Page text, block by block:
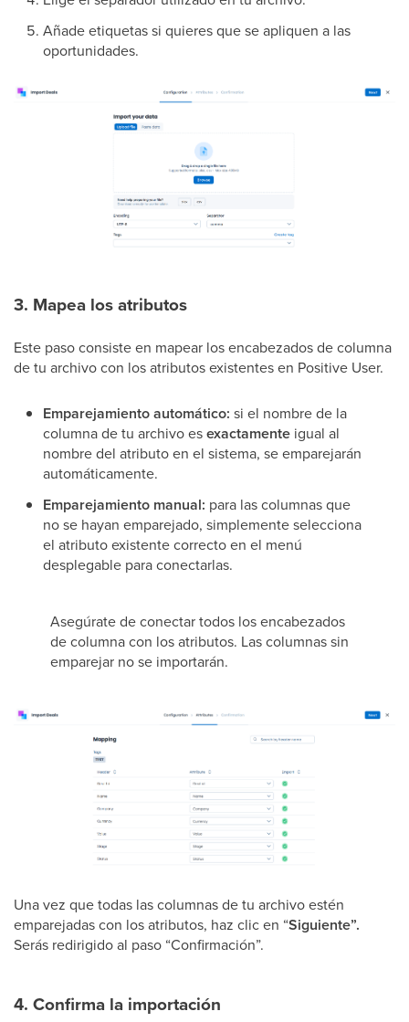
Añade etiquetas si quieres que se apliquen a las
oportunidades.
3. Mapea los atributos
Este paso consiste en mapear los encabezados de columna
de tu archivo con los atributos existentes en Positive User.
Emparejamiento automático: si el nombre de la
columna de tu archivo esexactamente igual al
nombre del atributo en el sistema, se emparejarán
automáticamente.
Emparejamiento manual: para las columnas que
no se hayan emparejado, simplemente selecciona
el atributo existente correcto en el menú
desplegable para conectarlas.
Asegúrate de conectar todos los encabezados
de columna con los atributos. Las columnas sin
emparejar no se importarán.
Una vez que todas las columnas de tu archivo estén
emparejadas con los atributos, haz clic en “Siguiente”.
Serás redirigido al paso “Confirmación”.
4. Confirma la importación